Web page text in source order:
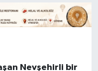
Nevşehirli bir